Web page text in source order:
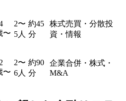
〜
2〜
5人
約45
分
株式売買・分散投
資・情報
〜
2〜
6人
約90
分
企業合併・株式・
M&A